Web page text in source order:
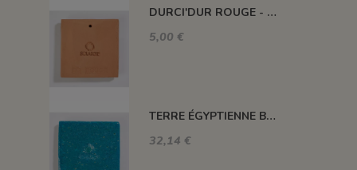
DURCI'DUR ROUGE - DDR1.5 - 1,5 KG
5,00 €
TERRE ÉGYPTIENNE BLEUE - TEGYPB - 10 kg jusqu'à épuisement
32,14 €